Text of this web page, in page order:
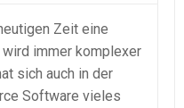
Zeit eine
immer komplexer
sich auch in der
Software vieles